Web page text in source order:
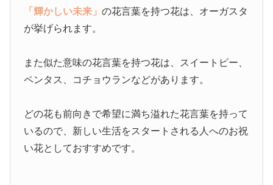
「輝かしい未来」の花言葉を持つ花は、オーガスタ
が挙げられます。
また似た意味の花言葉を持つ花は、スイートピー、
ペンタス、コチョウランなどがあります。
どの花も前向きで希望に満ち溢れた花言葉を持って
いるので、新しい生活をスタートされる人へのお祝
い花としておすすめです。